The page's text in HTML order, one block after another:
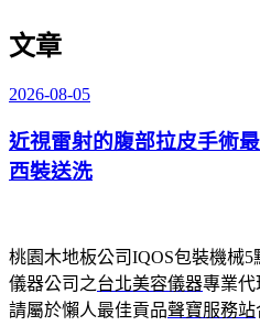
文章
發
於
2026-08-05
近視雷射的腹部拉皮手術
西裝送洗
桃園木地板公司IQOS包裝機械5
儀器公司之台北美容儀器專業代
請屬於懶人最佳貢品聲寶服務站